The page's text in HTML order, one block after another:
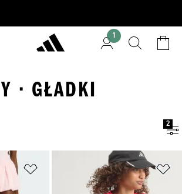
1
· GŁADKI
2
Dodaj do listy życzeń